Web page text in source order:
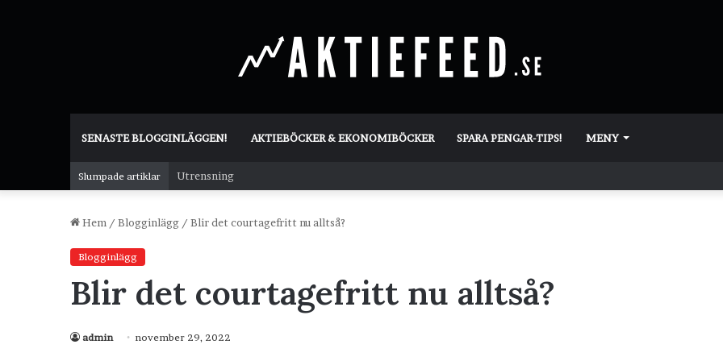
SENASTE BLOGGINLÄGGEN! AKTIEBÖCKER & EKONOMIBÖCKER SPARA PENGAR-TIPS! MENY
Slumpade artiklar Utrensning
Hem / Blogginlägg / Blir det courtagefritt nu alltså?
Blogginlägg
Blir det courtagefritt nu alltså?
admin november 29, 2022